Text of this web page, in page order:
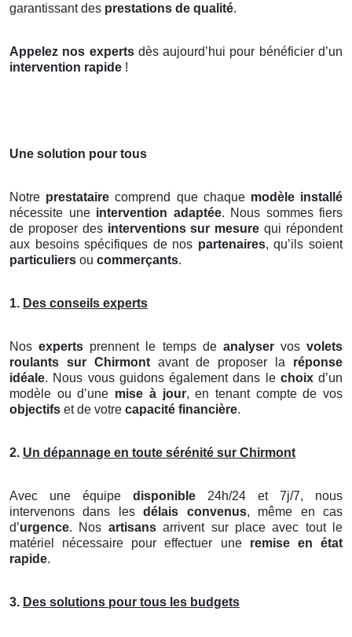
garantissant des prestations de qualité.
Appelez nos expertsdès aujourd’hui pour bénéficier d’un
intervention rapide !
Une solution pour tous
Notre prestataire comprend que chaque modèle installé
nécessite une intervention adaptée. Nous sommes fiers
de proposer des interventions sur mesure qui répondent
aux besoins spécifiques de nos partenaires, qu’ils soient
particuliers ou commerçants.
1. Des conseils experts
Nosexperts prennent le temps de analyservos volets
roulants sur Chirmont avant de proposer la réponse
idéale. Nous vous guidons également dans le choixd’un
modèle ou d’une mise à jour, en tenant compte de vos
objectifs et de votre capacité financière.
2. Un dépannage en toute sérénité sur Chirmont
Avec une équipe disponible 24h/24 et 7j/7, nous
intervenons dans lesdélais convenus, même en cas
d’urgence. Nos artisansarrivent sur place avec tout le
matériel nécessaire pour effectuer une remise en état
rapide.
3. Des solutions pour tous les budgets